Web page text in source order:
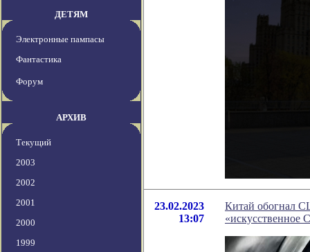
ДЕТЯМ
Электронные пампасы
Фантастика
Форум
АРХИВ
Текущий
2003
2002
2001
2000
1999
23.02.2023
13:07
Китай обогнал
«искусственное